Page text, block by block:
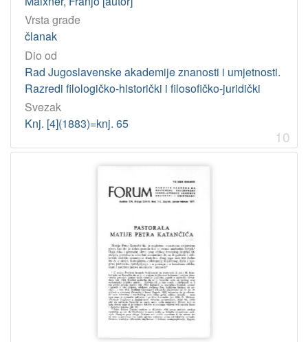
Vrsta građe
članak
Dio od
Rad Jugoslavenske akademije znanosti i umjetnosti.
Razredi filologičko-historički i filosofičko-juridički
Svezak
Knj. [4](1883)=knj. 65
10